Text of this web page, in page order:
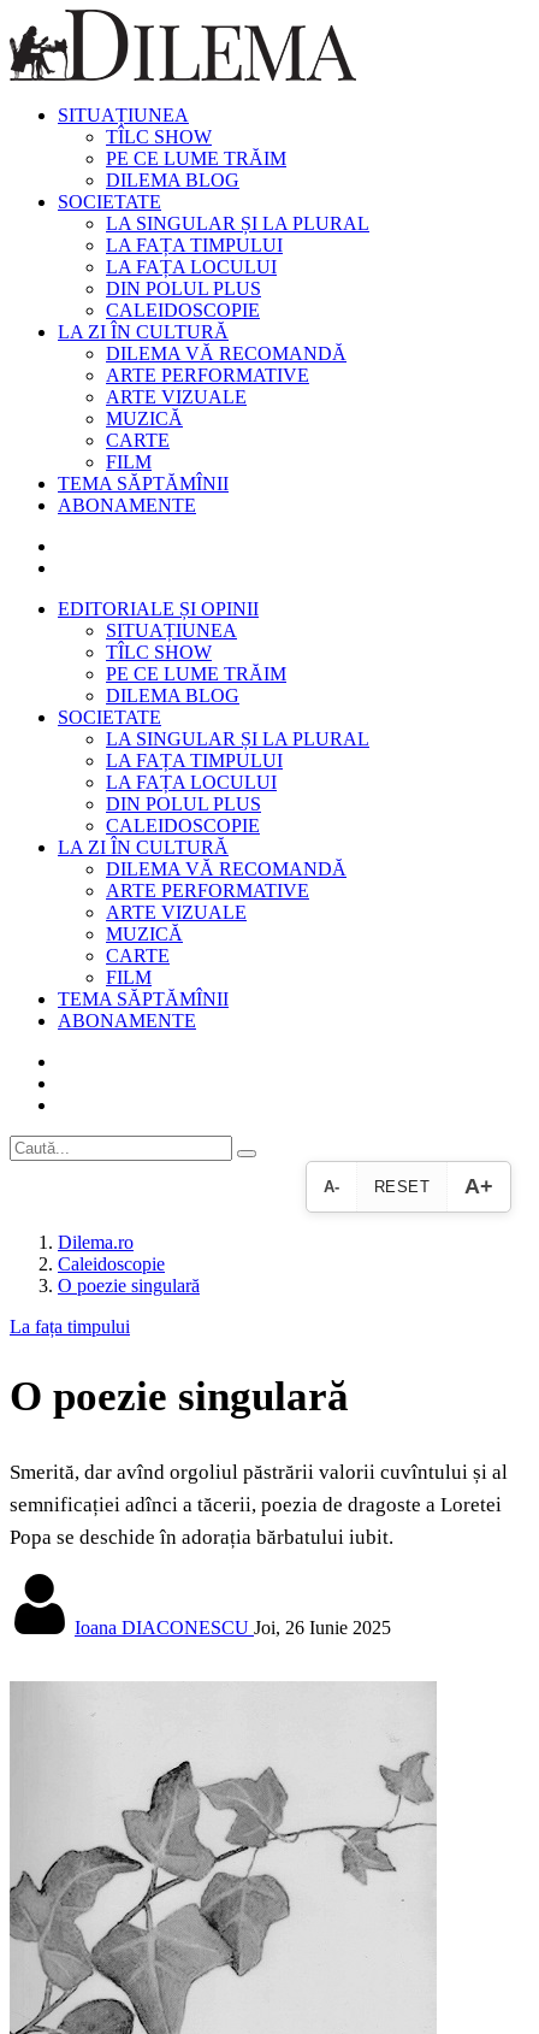
SITUAȚIUNEA
TÎLC SHOW
PE CE LUME TRĂIM
DILEMA BLOG
SOCIETATE
LA SINGULAR ȘI LA PLURAL
LA FAȚA TIMPULUI
LA FAȚA LOCULUI
DIN POLUL PLUS
CALEIDOSCOPIE
LA ZI ÎN CULTURĂ
DILEMA VĂ RECOMANDĂ
ARTE PERFORMATIVE
ARTE VIZUALE
MUZICĂ
CARTE
FILM
TEMA SĂPTĂMÎNII
ABONAMENTE
EDITORIALE ȘI OPINII
SITUAȚIUNEA
TÎLC SHOW
PE CE LUME TRĂIM
DILEMA BLOG
SOCIETATE
LA SINGULAR ȘI LA PLURAL
LA FAȚA TIMPULUI
LA FAȚA LOCULUI
DIN POLUL PLUS
CALEIDOSCOPIE
LA ZI ÎN CULTURĂ
DILEMA VĂ RECOMANDĂ
ARTE PERFORMATIVE
ARTE VIZUALE
MUZICĂ
CARTE
FILM
TEMA SĂPTĂMÎNII
ABONAMENTE
A- RESET A+
Dilema.ro
Caleidoscopie
O poezie singulară
La fața timpului
O poezie singulară
Smerită, dar avînd orgoliul păstrării valorii cuvîntului și al
semnificației adînci a tăcerii, poezia de dragoste a Loretei
Popa se deschide în adorația bărbatului iubit.
Ioana DIACONESCU Joi, 26 Iunie 2025